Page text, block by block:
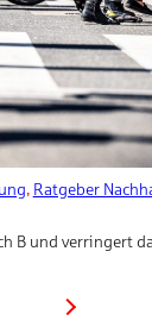
, Ratgeber
B und verringert